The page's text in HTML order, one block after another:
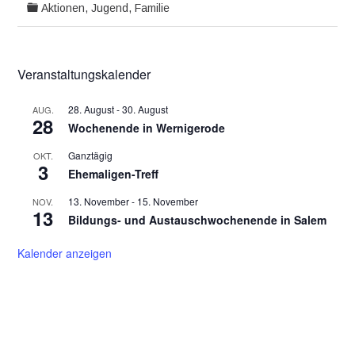
Aktionen,Jugend, Familie
Veranstaltungskalender
AUG.
28
28. August-30. August
Wochenende in Wernigerode
OKT.
3
Ganztägig
Ehemaligen-Treff
NOV.
13
13. November- 15. November
Bildungs- und Austauschwochenende in Salem
Kalender anzeigen